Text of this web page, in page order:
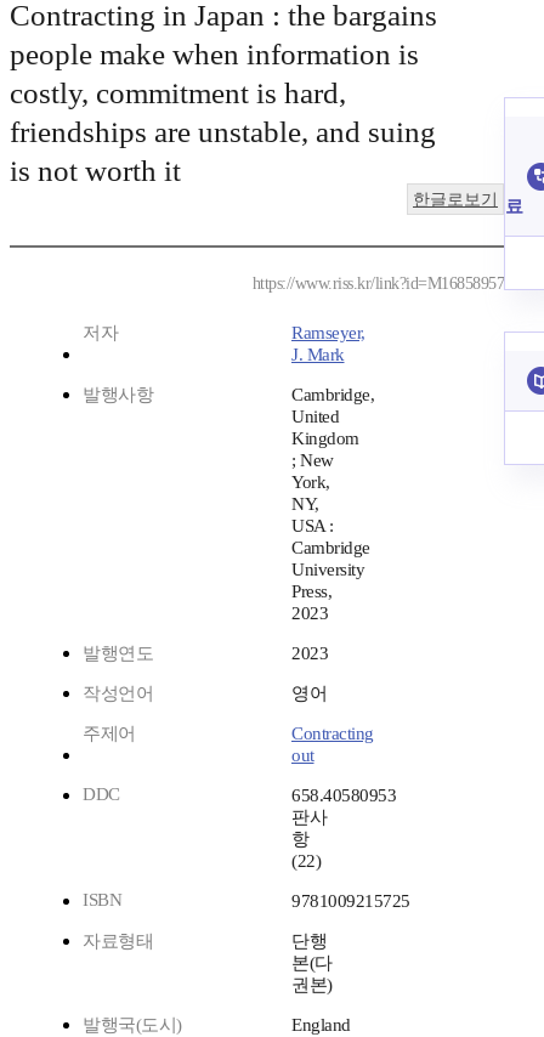
Contracting in Japan : the bargains
people make when information is
costly, commitment is hard,
friendships are unstable, and suing
is not worth it
한글로보기
https://www.riss.kr/link?id=M16858957
저자
Ramseyer,
J. Mark
발행사항
Cambridge,
United
Kingdom
; New
York,
NY,
USA :
Cambridge
University
Press,
2023
발행연도 2023
작성언어 영어
주제어
Contracting
out
DDC
658.40580953
판사
항
(22)
ISBN
9781009215725
자료형태
단행
본(다
권본)
발행국(도시) England
료